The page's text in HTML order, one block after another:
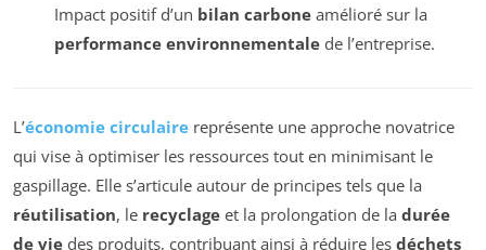
Impact positif d’un bilan carboneamélioré sur la
performance environnementalede l’entreprise.
L’économie circulaire représente une approche novatrice
qui vise à optimiser les ressources tout en minimisant le
gaspillage. Elle s’articule autour de principes tels que la
réutilisation, le recyclage et la prolongation de la durée
de vie des produits, contribuant ainsi à réduire les déchets